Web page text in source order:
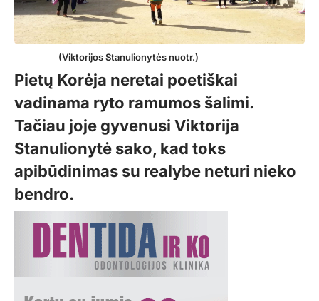
(Viktorijos Stanulionytės nuotr.)
Pietų Korėja neretai poetiškai
vadinama ryto ramumos šalimi.
Tačiau joje gyvenusi Viktorija
Stanulionytė sako, kad toks
apibūdinimas su realybe neturi nieko
bendro.